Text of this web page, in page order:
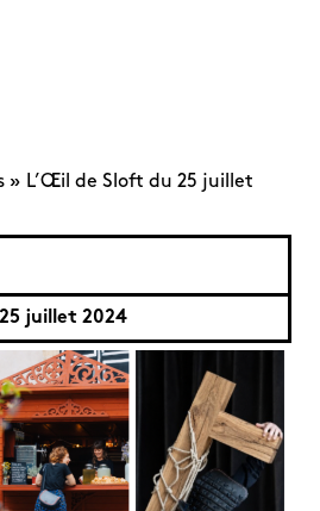
» L’Œil de Sloft du 25 juillet
juillet 2024